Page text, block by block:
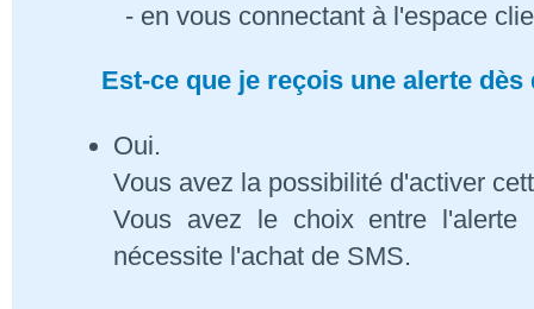
- en vous connectant à l'espace
Est-ce que je reçois une alerte
Oui.
Vous avez la possibilité d'activer
Vous avez le choix entre
nécessite l'achat de SMS.